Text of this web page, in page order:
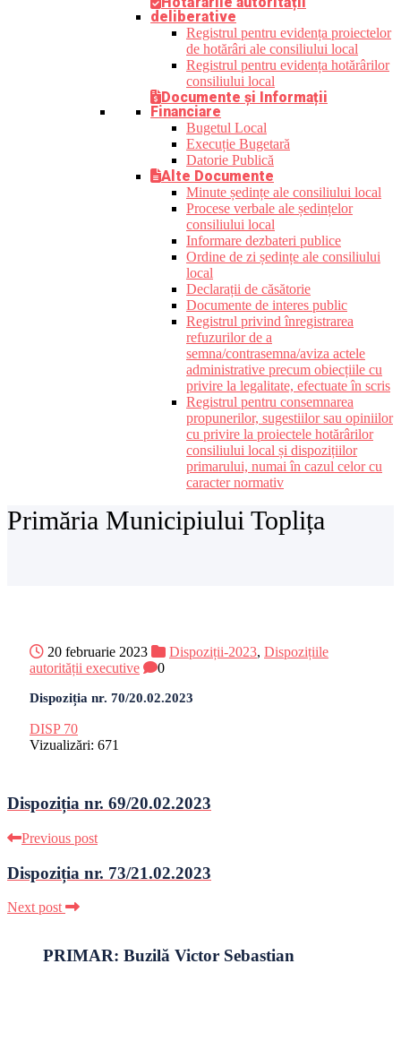
deliberative
Registrul pentru evidența proiectelor
de hotărâri ale consiliului local
Registrul pentru evidența hotărârilor
consiliului local
Documente și Informații
Financiare
Bugetul Local
Execuție Bugetară
Datorie Publică
Alte Documente
Minute ședințe ale consiliului local
Procese verbale ale ședințelor
consiliului local
Informare dezbateri publice
Ordine de zi ședințe ale consiliului
local
Declarații de căsătorie
Documente de interes public
Registrul privind înregistrarea
refuzurilor de a
semna/contrasemna/aviza actele
administrative precum obiecțiile cu
privire la legalitate, efectuate în scris
Registrul pentru consemnarea
propunerilor, sugestiilor sau opiniilor
cu privire la proiectele hotărârilor
consiliului local și dispozițiilor
primarului, numai în cazul celor cu
caracter normativ
Primăria Municipiului Toplița
20 februarie 2023 Dispoziții-2023, Dispozițiile
autorității executive
0
Dispoziția nr. 70/20.02.2023
DISP 70
Vizualizări: 671
Dispoziția nr. 69/20.02.2023
Previous post
Dispoziția nr. 73/21.02.2023
Next post
PRIMAR: Buzilă Victor Sebastian